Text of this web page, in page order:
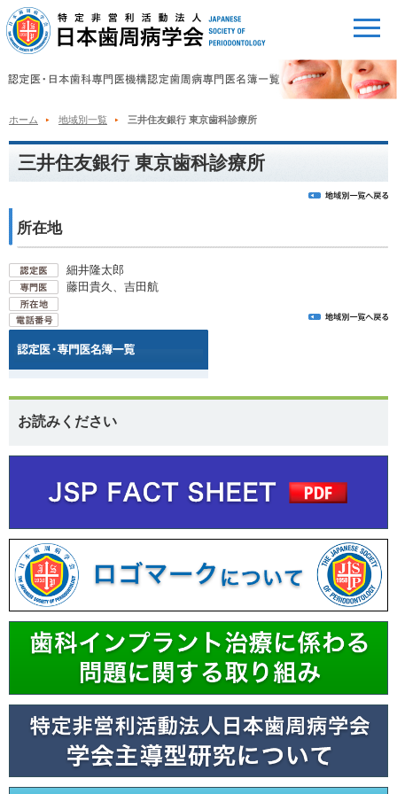
ホーム 地域別一覧 三井住友銀行 東京歯科診療所
三井住友銀行 東京歯科診療所
所在地
細井隆太郎
藤田貴久、吉田航
お読みください